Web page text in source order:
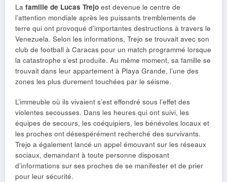
La famille de Lucas Trejo est devenue le centre de
l’attention mondiale après les puissants tremblements de
terre qui ont provoqué d’importantes destructions à travers le
Venezuela. Selon les informations, Trejo se trouvait avec son
club de football à Caracas pour un match programmé lorsque
la catastrophe s’est produite. Au même moment, sa famille se
trouvait dans leur appartement à Playa Grande, l’une des
zones les plus durement touchées par le séisme.
L’immeuble où ils vivaient s’est effondré sous l’effet des
violentes secousses. Dans les heures qui ont suivi, les
équipes de secours, les coéquipiers, les bénévoles locaux et
les proches ont désespérément recherché des survivants.
Trejo a également lancé un appel émouvant sur les réseaux
sociaux, demandant à toute personne disposant
d’informations sur ses proches de se manifester et de prier
pour leur sécurité.